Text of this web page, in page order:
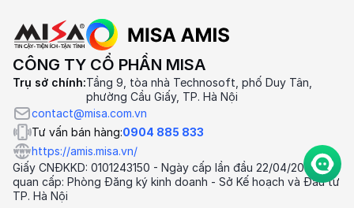
CÔNG TY CỔ PHẦN MISA
Trụ sở chính:Tầng 9, tòa nhà Technosoft, phố Duy Tân,
phường Cầu Giấy, TP. Hà Nội
contact@misa.com.vn
Tư vấn bán hàng:0904 885 833
https://amis.misa.vn/
Giấy CNĐKKD: 0101243150 - Ngày cấp lần đầu 22/04/2002 Cơ
quan cấp: Phòng Đăng ký kinh doanh - Sở Kế hoạch và Đầu tư
TP. Hà Nội